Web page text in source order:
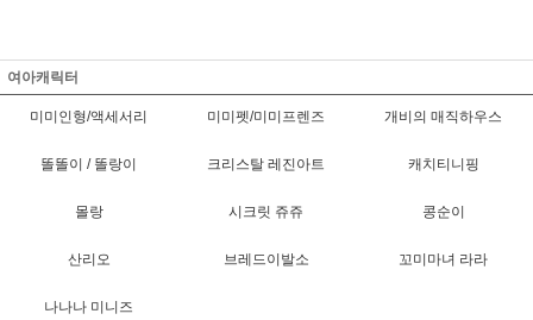
여아캐릭터
미미인형/액세서리 미미펫/미미프렌즈 개비의 매직하우스
똘똘이 / 똘랑이 크리스탈 레진아트 캐치티니핑
몰랑 시크릿 쥬쥬 콩순이
산리오 브레드이발소 꼬미마녀 라라
나나나 미니즈